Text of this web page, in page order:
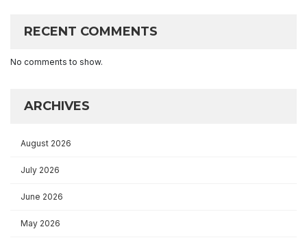
RECENT COMMENTS
No comments to show.
ARCHIVES
August 2026
July 2026
June 2026
May 2026